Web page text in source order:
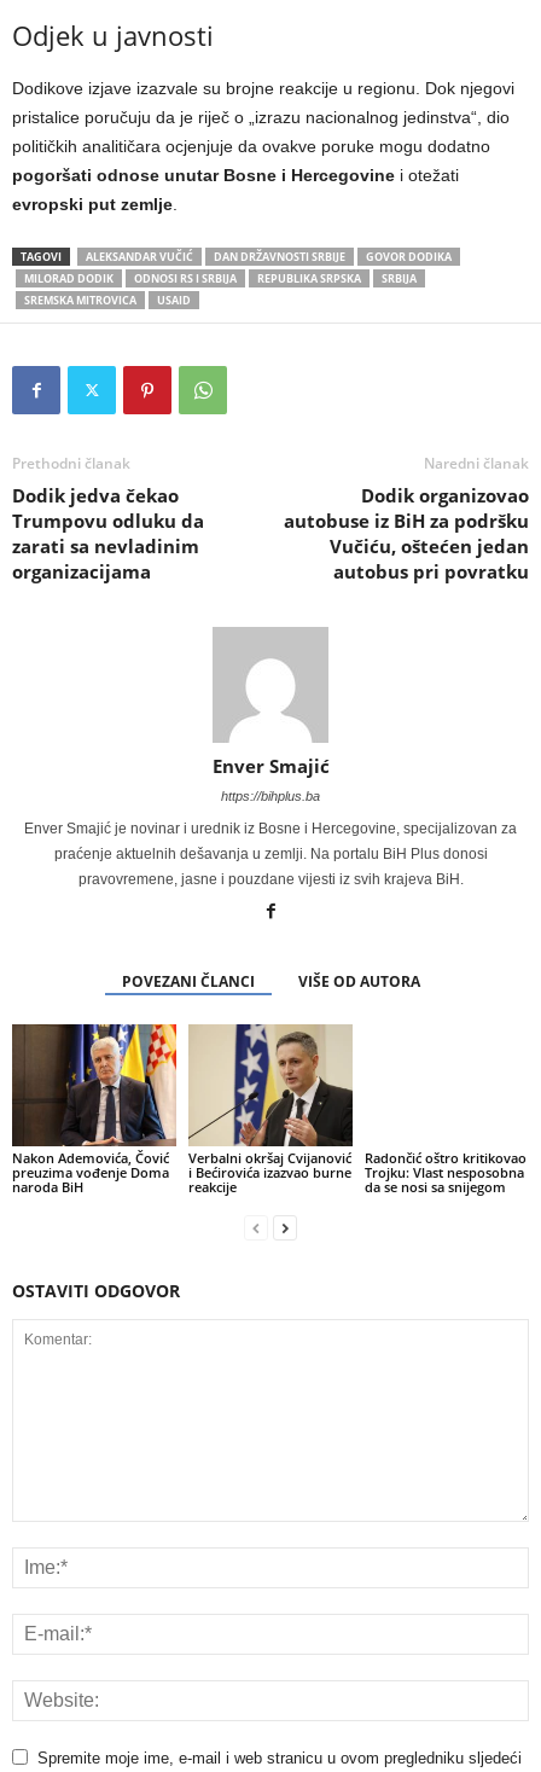
Odjek u javnosti
Dodikove izjave izazvale su brojne reakcije u regionu. Dok njegovi
pristalice poručuju da je riječ o „izrazu nacionalnog jedinstva“, dio
političkih analitičara ocjenjuje da ovakve poruke mogu dodatno
pogoršati odnose unutar Bosne i Hercegovine i otežati
evropski put zemlje
TAGOVI ALEKSANDAR VUČIĆ DAN DRŽAVNOSTI SRBIJE
GOVOR DODIKA
MILORAD DODIK
ODNOSI RS I SRBIJA REPUBLIKA SRPSKA
SRBIJA
SREMSKA MITROVICA
USAID
Prethodni članak
Dodik jedva čekao
Trumpovu odluku da
zarati sa nevladinim
organizacijama
Naredni članak
Dodik organizovao
autobuse iz BiH za podršku
Vučiću, oštećen jedan
autobus pri povratku
Enver Smajić
https://bihplus.ba
Enver Smajić je novinar i urednik iz Bosne i Hercegovine, specijalizovan za
praćenje aktuelnih dešavanja u zemlji. Na portalu BiH Plus donosi
pravovremene, jasne i pouzdane vijesti iz svih krajeva BiH.
POVEZANI ČLANCI VIŠE OD AUTORA
Nakon Ademovića, Čović
preuzima vođenje Doma
naroda BiH
Verbalni okršaj Cvijanović
i Bećirovića izazvao burne
reakcije
Radončić oštro kritikovao
Trojku: Vlast nesposobna
da se nosi sa snijegom
OSTAVITI ODGOVOR
Spremite moje ime, e-mail i web stranicu u ovom pregledniku sljedeći